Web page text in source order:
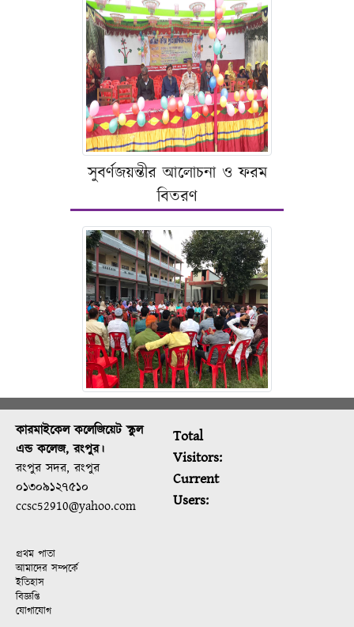
সুবর্ণজয়ন্তীর আলোচনা ও ফরম
বিতরণ
কারমাইকেল কলেজিয়েট স্কুল
এন্ড কলেজ, রংপুর।
রংপুর সদর, রংপুর
০১৩০৯১২৭৫১০
ccsc52910@yahoo.com
Total
Visitors:
Current
Users:
প্রথম পাতা
আমাদের সম্পর্কে
ইতিহাস
বিজ্ঞপ্তি
যোগাযোগ